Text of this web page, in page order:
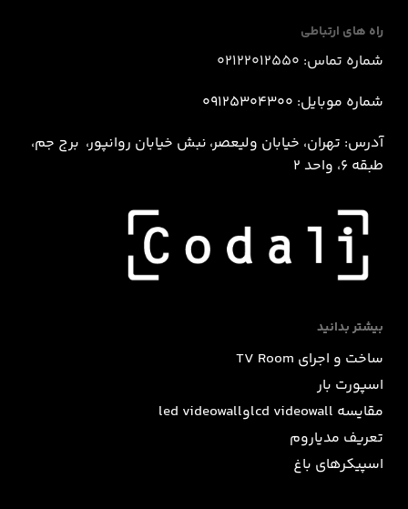
راه های ارتباطی
شماره تماس: 02122012550
شماره موبایل: 09125304300
آدرس: تهران، خیابان ولیعصر، نبش خيابان روانپور، برج جم،
طبقه 6، واحد 2
بیشتر بدانید
ساخت و اجرای TV Room
اسپورت بار
مقایسه lcd videowallوled videowall
تعریف مدیاروم
اسپیکرهای باغ